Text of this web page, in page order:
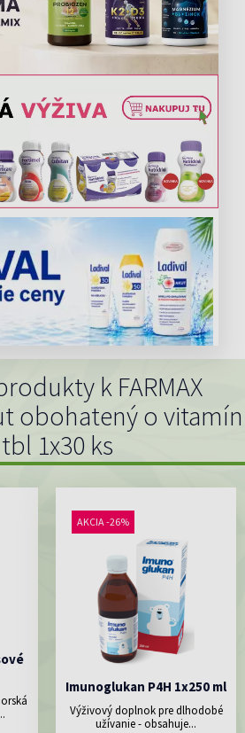
k FARMAX
obohatený o vitamín
1x30 ks
AKCIA -26%
Imunoglukan P4H 1x250 ml
Výživový doplnok pre dlhodobé
užívanie - obsahuje...